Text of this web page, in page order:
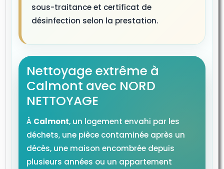
sous-traitance et certificat de
désinfection selon la prestation.
Nettoyage extrême à
Calmont avec NORD
NETTOYAGE
À Calmont, un logement envahi par les
déchets, une pièce contaminée après un
décès, une maison encombrée depuis
plusieurs années ou un appartement